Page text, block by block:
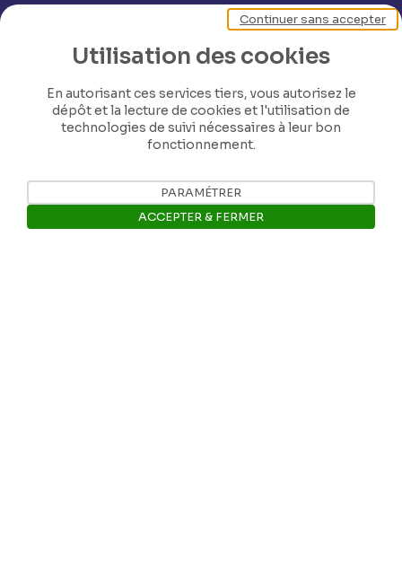
Nos coordonnées
Utilisation des cookies
En autorisant ces services tiers, vous autorisez le
dépôt et la lecture de cookies et l'utilisation de
technologies de suivi nécessaires à leur bon
fonctionnement.
Continuer sans accepter
PARAMÉTRER
ACCEPTER & FERMER